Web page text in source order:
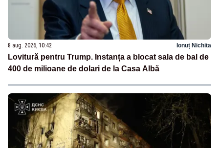
8 aug. 2026, 10:42 Ionuț Nichita
Lovitură pentru Trump. Instanța a blocat sala de bal de
400 de milioane de dolari de la Casa Albă